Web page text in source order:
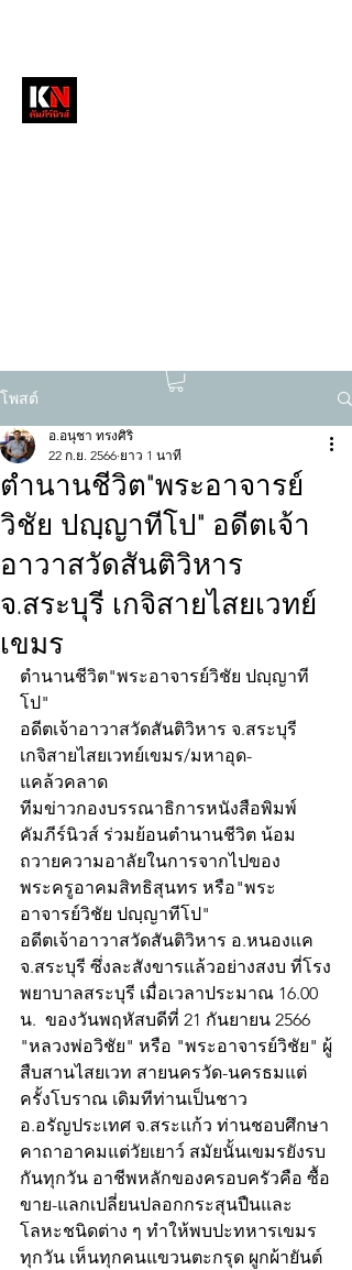
โพสต์
ตำนานชีวิต"พระอาจารย์
วิชัย ปญฺญาทีโป" อดีตเจ้า
อาวาสวัดสันติวิหาร
จ.สระบุรี เกจิสายไสยเวทย์
เขมร
อ.อนุชา ทรงศิริ
22 ก.ย. 2566 ยาว 1 นาที
ตำนานชีวิต"พระอาจารย์วิชัย ปญฺญาที
โป"
อดีตเจ้าอาวาสวัดสันติวิหาร จ.สระบุรี
เกจิสายไสยเวทย์เขมร/มหาอุด-
แคล้วคลาด
ทีมข่าวกองบรรณาธิการหนังสือพิมพ์
คัมภีร์นิวส์ ร่วมย้อนตำนานชีวิต น้อม
ถวายความอาลัยในการจากไปของ
พระครูอาคมสิทธิสุนทร หรือ"พระ
อาจารย์วิชัย ปญฺญาทีโป"
อดีตเจ้าอาวาสวัดสันติวิหาร อ.หนองแค
จ.สระบุรี ซึ่งละสังขารแล้วอย่างสงบ ที่โรง
พยาบาลสระบุรี เมื่อเวลาประมาณ 16.00
น.  ของวันพฤหัสบดีที่ 21 กันยายน 2566
"หลวงพ่อวิชัย" หรือ "พระอาจารย์วิชัย" ผู้
สืบสานไสยเวท สายนครวัด-นครธมแต่
ครั้งโบราณ เดิมทีท่านเป็นชาว
อ.อรัญประเทศ จ.สระแก้ว ท่านชอบศึกษา
คาถาอาคมแต่วัยเยาว์ สมัยนั้นเขมรยังรบ
กันทุกวัน อาชีพหลักของครอบครัวคือ ซื้อ
ขาย-แลกเปลี่ยนปลอกกระสุนปืนและ
โลหะชนิดต่าง ๆ ทำให้พบปะทหารเขมร
ทุกวัน เห็นทุกคนแขวนตะกรุด ผูกผ้ายันต์